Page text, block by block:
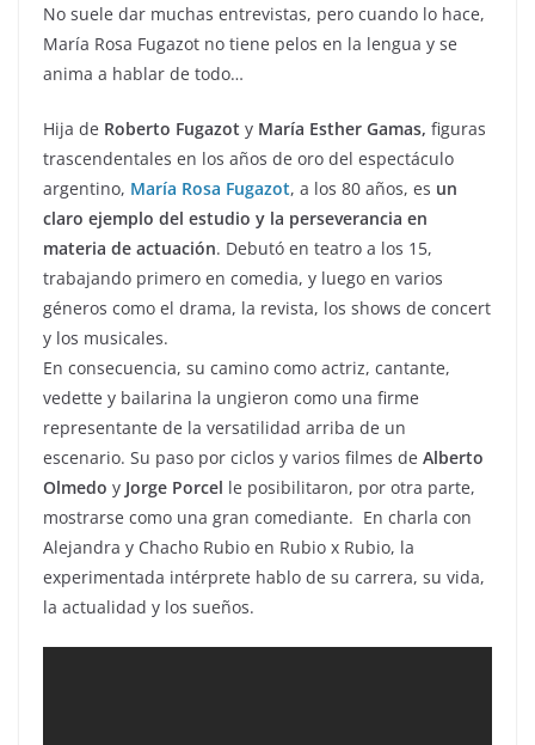
No suele dar muchas entrevistas, pero cuando lo hace,
María Rosa Fugazot no tiene pelos en la lengua y se
anima a hablar de todo…
Hija de Roberto Fugazot y María Esther Gamas, figuras
trascendentales en los años de oro del espectáculo
argentino, María Rosa Fugazot, a los 80 años, es un
claro ejemplo del estudio y la perseverancia en
materia de actuación. Debutó en teatro a los 15,
trabajando primero en comedia, y luego en varios
géneros como el drama, la revista, los shows de concert
y los musicales.
En consecuencia, su camino como actriz, cantante,
vedette y bailarina la ungieron como una firme
representante de la versatilidad arriba de un
escenario. Su paso por ciclos y varios filmes de Alberto
Olmedo y Jorge Porcel le posibilitaron, por otra parte,
mostrarse como una gran comediante. En charla con
Alejandra y Chacho Rubio en Rubio x Rubio, la
experimentada intérprete hablo de su carrera, su vida,
la actualidad y los sueños.